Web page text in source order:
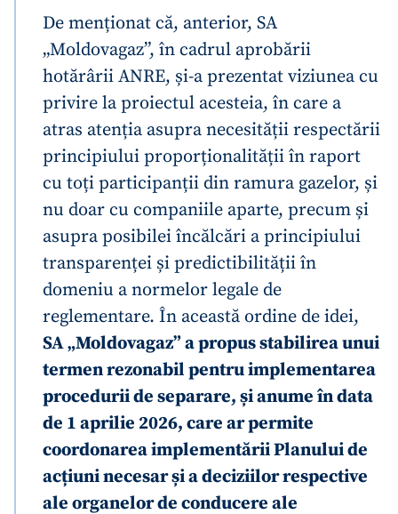
De menționat că, anterior, SA
„Moldovagaz”, în cadrul aprobării
hotărârii ANRE, și-a prezentat viziunea cu
privire la proiectul acesteia, în care a
atras atenția asupra necesității respectării
principiului proporționalității în raport
cu toți participanții din ramura gazelor, și
nu doar cu companiile aparte, precum și
asupra posibilei încălcări a principiului
transparenței și predictibilității în
domeniu a normelor legale de
reglementare. În această ordine de idei,
SA „Moldovagaz” a propus stabilirea unui
termen rezonabil pentru implementarea
procedurii de separare, și anume în data
de 1 aprilie 2026, care ar permite
coordonarea implementării Planului de
acțiuni necesar și a deciziilor respective
ale organelor de conducere ale